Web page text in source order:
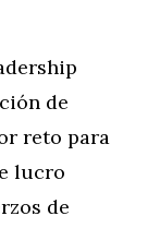
de
reto para
lucro
de